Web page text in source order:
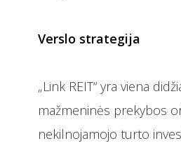
Verslo strategija
„Link REIT“ yra viena
mažmeninės prekybos
nekilnojamojo turto